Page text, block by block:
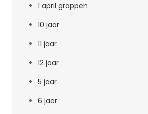
1 april grappen
10 jaar
11 jaar
12 jaar
5 jaar
6 jaar